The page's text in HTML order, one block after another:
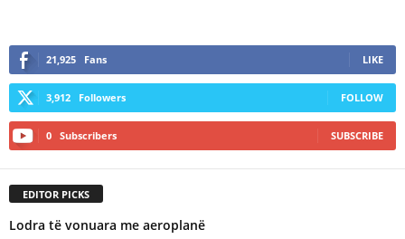
21,925 Fans LIKE
3,912 Followers FOLLOW
0 Subscribers SUBSCRIBE
EDITOR PICKS
Lodra të vonuara me aeroplanë